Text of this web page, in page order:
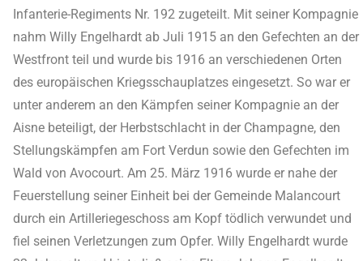
Infanterie-Regiments Nr. 192 zugeteilt. Mit seiner Kompagnie
nahm Willy Engelhardt ab Juli 1915 an den Gefechten an der
Westfront teil und wurde bis 1916 an verschiedenen Orten
des europäischen Kriegsschauplatzes eingesetzt. So war er
unter anderem an den Kämpfen seiner Kompagnie an der
Aisne beteiligt, der Herbstschlacht in der Champagne, den
Stellungskämpfen am Fort Verdun sowie den Gefechten im
Wald von Avocourt. Am 25. März 1916 wurde er nahe der
Feuerstellung seiner Einheit bei der Gemeinde Malancourt
durch ein Artilleriegeschoss am Kopf tödlich verwundet und
fiel seinen Verletzungen zum Opfer. Willy Engelhardt wurde